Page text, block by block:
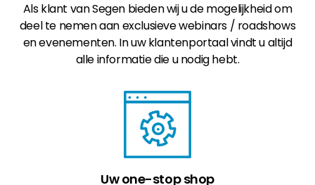
Als klant van Segen bieden wij u de mogelijkheid om
deel te nemen aan exclusieve webinars / roadshows
en evenementen. In uw klantenportaal vindt u altijd
alle informatie die u nodig hebt.
Uw one-stop shop